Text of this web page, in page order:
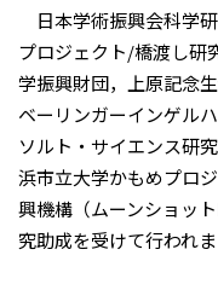
日本学術振興会科学
プロジェクト/橋渡し研
学振興財団，上原記念
ベーリンガーインゲル
ソルト・サイエンス研
浜市立大学かもめプロ
興機構（ムーンショッ
究助成を受けて行われま